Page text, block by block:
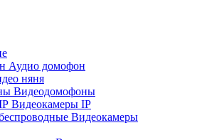
Аудио домофон
няня
Видеодомофоны
Видеокамеры IP
Видеокамеры